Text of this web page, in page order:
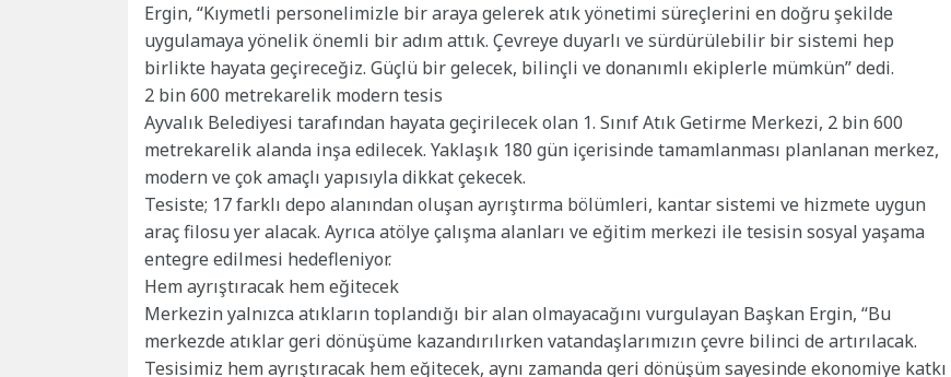
Ergin, “Kıymetli personelimizle bir araya gelerek atık yönetimi süreçlerini en doğru şekilde
uygulamaya yönelik önemli bir adım attık. Çevreye duyarlı ve sürdürülebilir bir sistemi hep
birlikte hayata geçireceğiz. Güçlü bir gelecek, bilinçli ve donanımlı ekiplerle mümkün” dedi.
2 bin 600 metrekarelik modern tesis
Ayvalık Belediyesi tarafından hayata geçirilecek olan 1. Sınıf Atık Getirme Merkezi, 2 bin 600
metrekarelik alanda inşa edilecek. Yaklaşık 180 gün içerisinde tamamlanması planlanan merkez,
modern ve çok amaçlı yapısıyla dikkat çekecek.
Tesiste; 17 farklı depo alanından oluşan ayrıştırma bölümleri, kantar sistemi ve hizmete uygun
araç filosu yer alacak. Ayrıca atölye çalışma alanları ve eğitim merkezi ile tesisin sosyal yaşama
entegre edilmesi hedefleniyor.
Hem ayrıştıracak hem eğitecek
Merkezin yalnızca atıkların toplandığı bir alan olmayacağını vurgulayan Başkan Ergin, “Bu
merkezde atıklar geri dönüşüme kazandırılırken vatandaşlarımızın çevre bilinci de artırılacak.
Tesisimiz hem ayrıştıracak hem eğitecek, aynı zamanda geri dönüşüm sayesinde ekonomiye katkı